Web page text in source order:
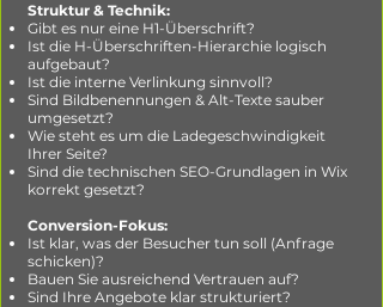
Struktur & Technik:
Gibt es nur eine H1-Überschrift?
Ist die H-Überschriften-Hierarchie logisch
aufgebaut?
Ist die interne Verlinkung sinnvoll?
Sind Bildbenennungen & Alt-Texte sauber
umgesetzt?
Wie steht es um die Ladegeschwindigkeit
Ihrer Seite?
Sind die technischen SEO-Grundlagen in Wix
korrekt gesetzt?
Conversion-Fokus:
Ist klar, was der Besucher tun soll (Anfrage
schicken)?
Bauen Sie ausreichend Vertrauen auf?
Sind Ihre Angebote klar strukturiert?